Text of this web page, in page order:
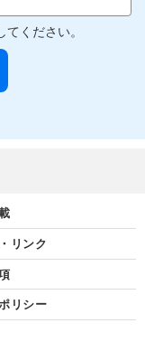
ください。
リンク
リシー